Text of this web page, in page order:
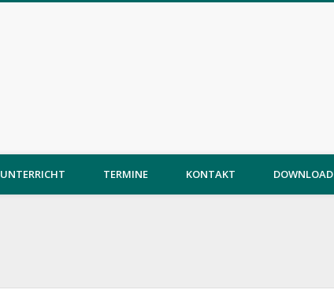
UNTERRICHT TERMINE KONTAKT DOWNLOAD